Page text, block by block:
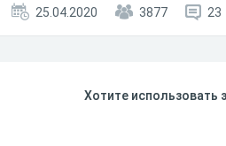
25.04.2020 3877 23
Хотите использовать